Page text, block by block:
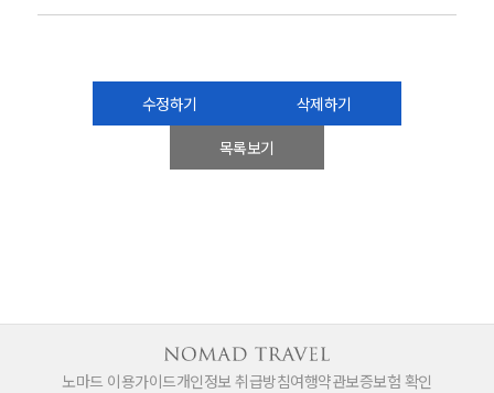
수정하기
삭제하기
목록보기
노마드 이용가이드개인정보 취급방침여행약관보증보험 확인